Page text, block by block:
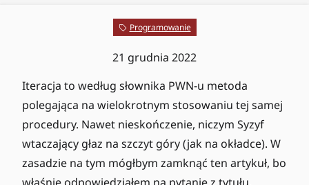
Programowanie
21 grudnia 2022
Iteracja to według słownika PWN-u metoda
polegająca na wielokrotnym stosowaniu tej samej
procedury. Nawet nieskończenie, niczym Syzyf
wtaczający głaz na szczyt góry (jak na okładce). W
zasadzie na tym mógłbym zamknąć ten artykuł, bo